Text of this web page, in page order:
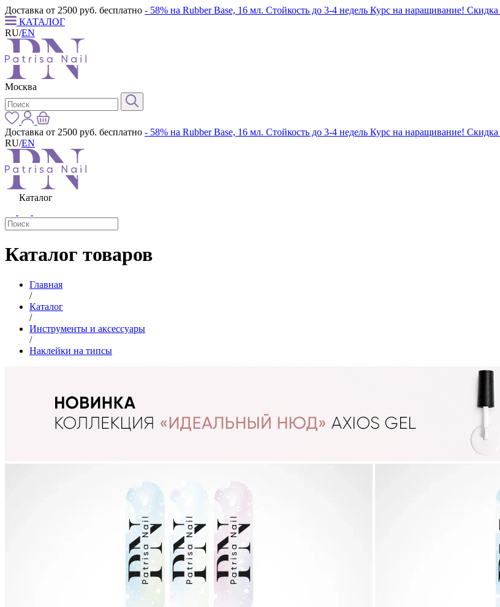
Доставка от 2500 руб. бесплатно - 58% на Rubber Base, 16 мл. Стойкость до 3-4 недель Курс на наращивание! Скидка
КАТАЛОГ
RU/EN
Москва
Доставка от 2500 руб. бесплатно - 58% на Rubber Base, 16 мл. Стойкость до 3-4 недель Курс на наращивание! Скидка
RU/EN
Каталог
Каталог товаров
Главная
/
Каталог
/
Инструменты и аксессуары
/
Наклейки на типсы